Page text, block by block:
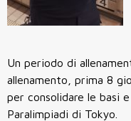
Un periodo di
allenamento, prima 8
per consolidare le basi
Paralimpiadi di Tokyo.